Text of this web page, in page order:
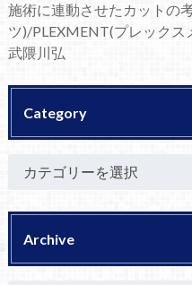
施術に連動させたカットの
ツ)/PLEXMENT(プレック
武隈川弘
Category
Archive